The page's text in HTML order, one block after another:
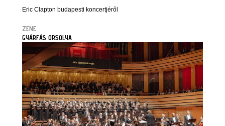
Eric Clapton budapesti koncertjéről
ZENE
GYÁRFÁS ORSOLYA